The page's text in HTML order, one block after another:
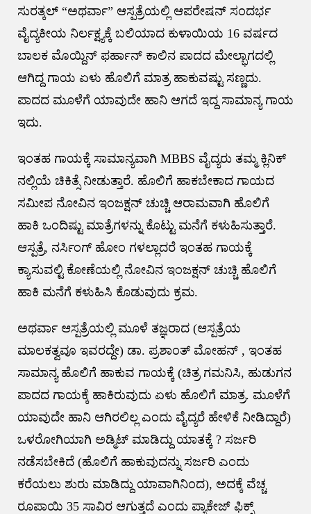
ಸುರತ್ಕಲ್ “ಅಥರ್ವಾ” ಆಸ್ಪತ್ರೆಯಲ್ಲಿ ಆಪರೇಷನ್ ಸಂದರ್ಭ
ವೈದ್ಯಕೀಯ ನಿರ್ಲಕ್ಷ್ಯಕ್ಕೆ ಬಲಿಯಾದ ಕುಳಾಯಿಯ 16 ವರ್ಷದ
ಬಾಲಕ ಮೊಯ್ದಿನ್ ಫರ್ಹಾನ್ ಕಾಲಿನ ಪಾದದ ಮೇಲ್ಭಾಗದಲ್ಲಿ
ಆಗಿದ್ದ ಗಾಯ ಏಳು ಹೊಲಿಗೆ ಮಾತ್ರ ಹಾಕುವಷ್ಟು ಸಣ್ಣದು.
ಪಾದದ ಮೂಳೆಗೆ ಯಾವುದೇ ಹಾನಿ ಆಗದೆ ಇದ್ದ ಸಾಮಾನ್ಯ ಗಾಯ
ಇದು.
ಇಂತಹ ಗಾಯಕ್ಕೆ ಸಾಮಾನ್ಯವಾಗಿ MBBS ವೈದ್ಯರು ತಮ್ಮ ಕ್ಲಿನಿಕ್
ನಲ್ಲಿಯೆ ಚಿಕಿತ್ಸೆ ನೀಡುತ್ತಾರೆ. ಹೊಲಿಗೆ ಹಾಕಬೇಕಾದ ಗಾಯದ
ಸಮೀಪ ನೋವಿನ ಇಂಜಕ್ಷನ್ ಚುಚ್ಚಿ ಆರಾಮವಾಗಿ ಹೊಲಿಗೆ
ಹಾಕಿ ಒಂದಿಷ್ಟು ಮಾತ್ರೆಗಳನ್ನು ಕೊಟ್ಟು ಮನೆಗೆ ಕಳುಹಿಸುತ್ತಾರೆ.
ಆಸ್ಪತ್ರೆ, ನರ್ಸಿಂಗ್ ಹೋಂ ಗಳಲ್ಲಾದರೆ ಇಂತಹ ಗಾಯಕ್ಕೆ
ಕ್ಯಾಸುವಲ್ಟಿ ಕೋಣೆಯಲ್ಲಿ ನೋವಿನ ಇಂಜಕ್ಷನ್ ಚುಚ್ಚಿ ಹೊಲಿಗೆ
ಹಾಕಿ ಮನೆಗೆ ಕಳುಹಿಸಿ ಕೊಡುವುದು ಕ್ರಮ.
ಅಥರ್ವಾ ಆಸ್ಪತ್ರೆಯಲ್ಲಿ ಮೂಳೆ ತಜ್ಞರಾದ (ಆಸ್ಪತ್ರೆಯ
ಮಾಲಕತ್ವವೂ ಇವರದ್ದೇ) ಡಾ‌. ಪ್ರಶಾಂತ್ ಮೋಹನ್ , ಇಂತಹ
ಸಾಮಾನ್ಯ ಹೊಲಿಗೆ ಹಾಕುವ ಗಾಯಕ್ಕೆ (ಚಿತ್ರ ಗಮನಿಸಿ, ಹುಡುಗನ
ಪಾದದ ಗಾಯಕ್ಕೆ ಹಾಕಿರುವುದು ಏಳು ಹೊಲಿಗೆ ಮಾತ್ರ. ಮೂಳೆಗೆ
ಯಾವುದೇ ಹಾನಿ ಆಗಿರಲಿಲ್ಲ ಎಂದು ವೈದ್ಯರೆ ಹೇಳಿಕೆ ನೀಡಿದ್ದಾರೆ)
ಒಳರೋಗಿಯಾಗಿ ಅಡ್ಮಿಟ್ ಮಾಡಿದ್ದು ಯಾತಕ್ಕೆ ? ಸರ್ಜರಿ
ನಡೆಸಬೇಕಿದೆ (ಹೊಲಿಗೆ ಹಾಕುವುದನ್ನು ಸರ್ಜರಿ ಎಂದು
ಕರೆಯಲು ಶುರು ಮಾಡಿದ್ದು ಯಾವಾಗಿನಿಂದ), ಅದಕ್ಕೆ ವೆಚ್ಚ
ರೂಪಾಯಿ 35 ಸಾವಿರ ಆಗುತ್ತದೆ ಎಂದು ಪ್ಯಾಕೇಜ್ ಫಿಕ್ಸ್